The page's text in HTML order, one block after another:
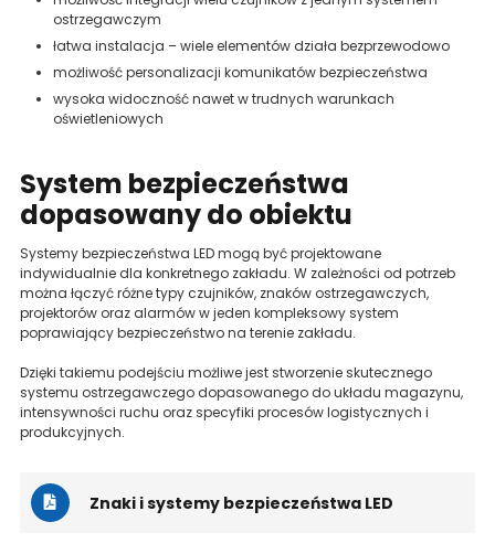
ostrzegawczym
łatwa instalacja – wiele elementów działa bezprzewodowo
możliwość personalizacji komunikatów bezpieczeństwa
wysoka widoczność nawet w trudnych warunkach
oświetleniowych
System bezpieczeństwa
dopasowany do obiektu
Systemy bezpieczeństwa LED mogą być projektowane
indywidualnie dla konkretnego zakładu. W zależności od potrzeb
można łączyć różne typy czujników, znaków ostrzegawczych,
projektorów oraz alarmów w jeden kompleksowy system
poprawiający bezpieczeństwo na terenie zakładu.
Dzięki takiemu podejściu możliwe jest stworzenie skutecznego
systemu ostrzegawczego dopasowanego do układu magazynu,
intensywności ruchu oraz specyfiki procesów logistycznych i
produkcyjnych.
Znaki i systemy bezpieczeństwa LED